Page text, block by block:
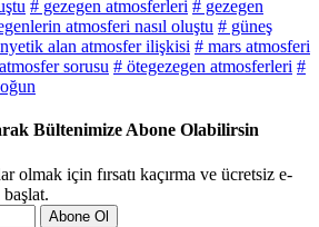
# gezegen atmosferleri # gezegen
atmosferi nasıl oluştu # güneş
alan atmosfer ilişkisi # mars atmosferi
sorusu # ötegezegen atmosferleri #
Bültenimize Abone Olabilirsin
olmak için fırsatı kaçırma ve ücretsiz e-
Abone Ol